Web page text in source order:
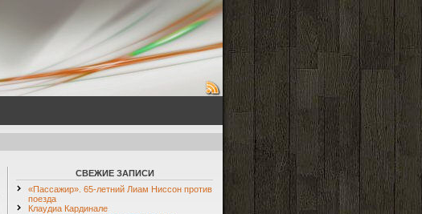
СВЕЖИЕ ЗАПИСИ
«Пассажир». 65-летний Лиам Ниссон против
поезда
Клаудиа Кардинале